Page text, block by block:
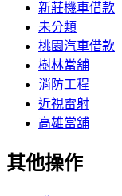
新莊機車借款
未分類
桃園汽車借款
樹林當舖
消防工程
近視雷射
高雄當舖
其他操作